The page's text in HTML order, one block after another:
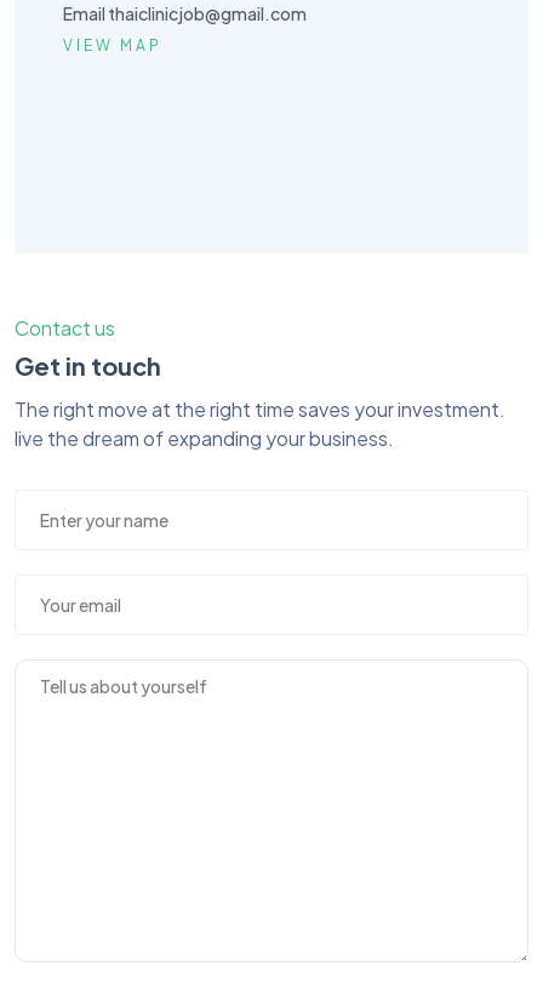
Email thaiclinicjob@gmail.com
VIEW MAP
Contact us
Get in touch
The right move at the right time saves your investment.
live the dream of expanding your business.